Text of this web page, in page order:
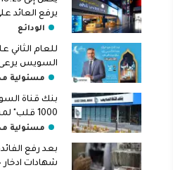
يرفع العائد
الودائع
للعام الثاني
السويس يرعى
مسئولية
بنك قناة
1000 قلب" لمستشفى الناس للأطفال
مسئولية
شهادات ادخار